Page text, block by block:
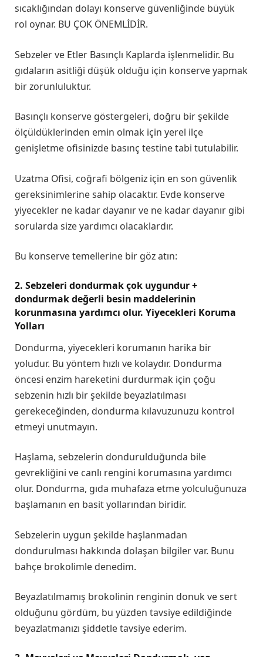
sıcaklığından dolayı konserve güvenliğinde büyük
rol oynar. BU ÇOK ÖNEMLİDİR.
Sebzeler ve Etler Basınçlı Kaplarda işlenmelidir. Bu
gıdaların asitliği düşük olduğu için konserve yapmak
bir zorunluluktur.
Basınçlı konserve göstergeleri, doğru bir şekilde
ölçüldüklerinden emin olmak için yerel ilçe
genişletme ofisinizde basınç testine tabi tutulabilir.
Uzatma Ofisi, coğrafi bölgeniz için en son güvenlik
gereksinimlerine sahip olacaktır. Evde konserve
yiyecekler ne kadar dayanır ve ne kadar dayanır gibi
sorularda size yardımcı olacaklardır.
Bu konserve temellerine bir göz atın:
2. Sebzeleri dondurmak çok uygundur +
dondurmak değerli besin maddelerinin
korunmasına yardımcı olur. Yiyecekleri Koruma
Yolları
Dondurma, yiyecekleri korumanın harika bir
yoludur. Bu yöntem hızlı ve kolaydır. Dondurma
öncesi enzim hareketini durdurmak için çoğu
sebzenin hızlı bir şekilde beyazlatılması
gerekeceğinden, dondurma kılavuzunuzu kontrol
etmeyi unutmayın.
Haşlama, sebzelerin dondurulduğunda bile
gevrekliğini ve canlı rengini korumasına yardımcı
olur. Dondurma, gıda muhafaza etme yolculuğunuza
başlamanın en basit yollarından biridir.
Sebzelerin uygun şekilde haşlanmadan
dondurulması hakkında dolaşan bilgiler var. Bunu
bahçe brokolimle denedim.
Beyazlatılmamış brokolinin renginin donuk ve sert
olduğunu gördüm, bu yüzden tavsiye edildiğinde
beyazlatmanızı şiddetle tavsiye ederim.